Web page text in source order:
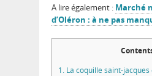
A lire également : Marché
d’Oléron : à ne pas
1. La coquille saint-